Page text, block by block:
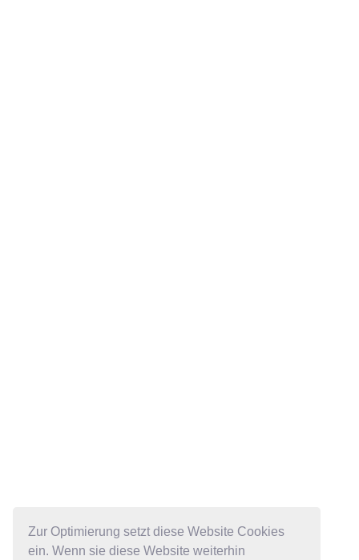
Zur Optimierung setzt diese Website Cookies
ein. Wenn sie diese Website weiterhin